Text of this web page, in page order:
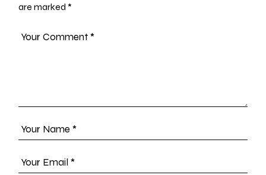
are marked*